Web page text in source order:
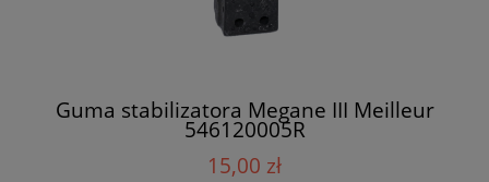
Guma stabilizatora Megane III Meilleur
546120005R
15,00 zł